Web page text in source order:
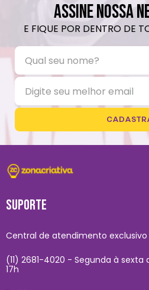
ASSINE NOSSA
E FIQUE POR DENTRO DE
SUPORTE
Central de atendimento exclusivo
(11) 2681-4020 - Segunda à sexta
17h